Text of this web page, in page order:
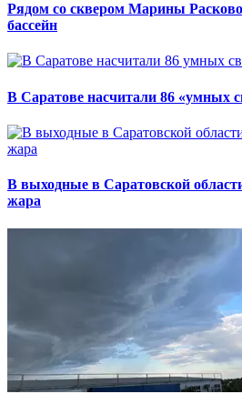
Рядом со сквером Марины
бассейн
В Саратове насчитали 86 «умных
В выходные в Саратовской
жара